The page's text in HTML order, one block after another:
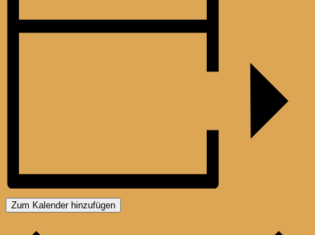
Zum Kalender hinzufügen